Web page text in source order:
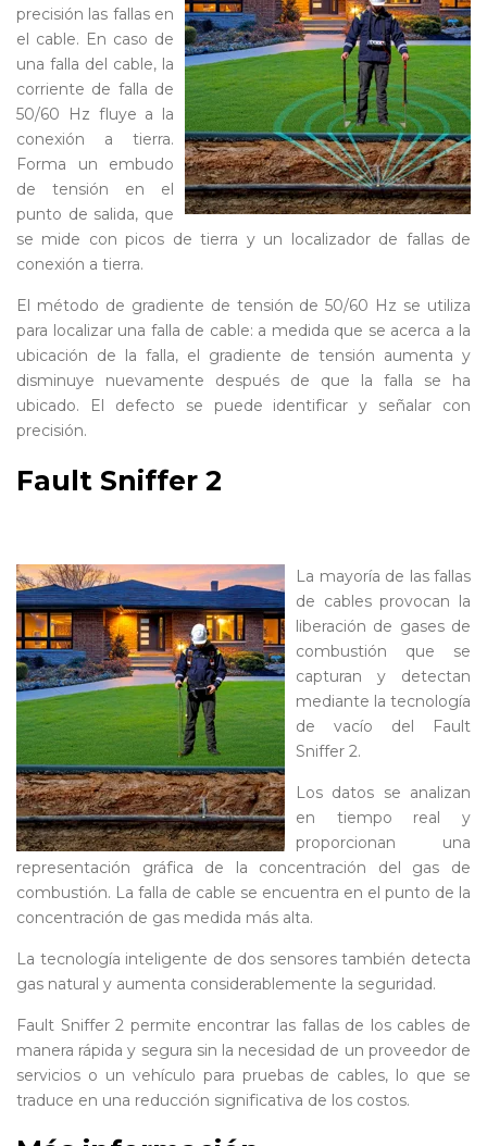
precisión las fallas en
el cable. En caso de
una falla del cable, la
corriente de falla de
50/60 Hz fluye a la
conexión a tierra.
Forma un embudo
de tensión en el
punto de salida, que
se mide con picos de tierra y un localizador de fallas de
conexión a tierra.
El método de gradiente de tensión de 50/60 Hz se utiliza
para localizar una falla de cable: a medida que se acerca a la
ubicación de la falla, el gradiente de tensión aumenta y
disminuye nuevamente después de que la falla se ha
ubicado. El defecto se puede identificar y señalar con
precisión.
Fault Sniffer 2
La mayoría de las fallas
de cables provocan la
liberación de gases de
combustión que se
capturan y detectan
mediante la tecnología
de vacío del Fault
Sniffer 2.
Los datos se analizan
en tiempo real y
proporcionan una
representación gráfica de la concentración del gas de
combustión. La falla de cable se encuentra en el punto de la
concentración de gas medida más alta.
La tecnología inteligente de dos sensores también detecta
gas natural y aumenta considerablemente la seguridad.
Fault Sniffer 2 permite encontrar las fallas de los cables de
manera rápida y segura sin la necesidad de un proveedor de
servicios o un vehículo para pruebas de cables, lo que se
traduce en una reducción significativa de los costos.